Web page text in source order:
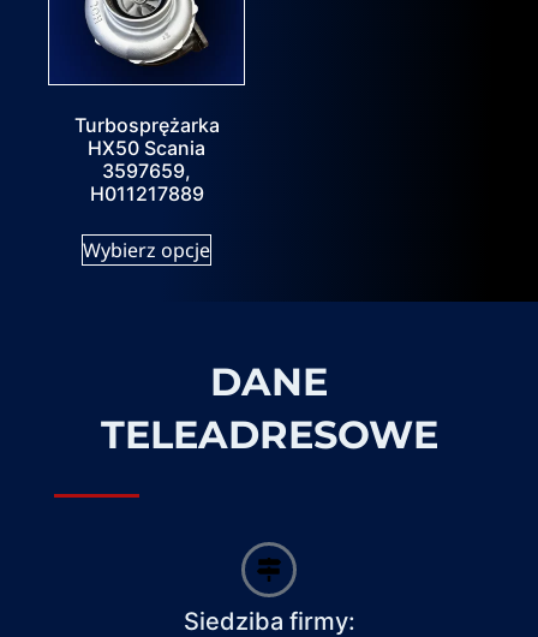
Turbosprężarka
HX50 Scania
3597659,
H011217889
Wybierz opcje
DANE
TELEADRESOWE
Siedziba firmy: